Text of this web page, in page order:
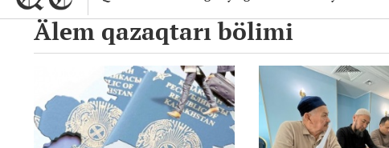
Älem qazaqtarı bölimi